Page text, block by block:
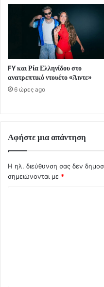
FY και Ρία Ελληνίδου στο
ανατρεπτικό ντουέτο «Άιντε»
6 ώρες ago
Αφήστε μια απάντηση
Η ηλ. διεύθυνση σας δεν
σημειώνονται με *